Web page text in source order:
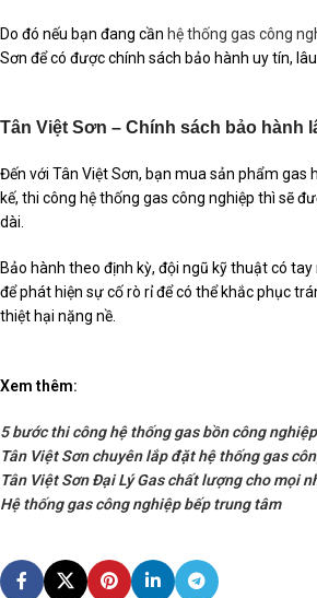
Do đó nếu bạn đang cần hệ thống gas công
Sơn để có được chính sách bảo hành uy tín, lâu
Tân Việt Sơn – Chính sách bảo hành
Đến với Tân Việt Sơn, bạn mua sản phẩm gas
kế, thi công hệ thống gas công nghiệp thì sẽ
dài.
Bảo hành theo định kỳ, đội ngũ kỹ thuật có
để phát hiện sự cố rò rỉ để có thể khắc phục
thiệt hại nặng nề.
Xem thêm:
5 bước thi công hệ thống gas bồn công nghiệp
Tân Việt Sơn chuyên lắp đặt hệ thống gas
Tân Việt Sơn Đại Lý Gas chất lượng cho mọi
Hệ thống gas công nghiệp bếp trung tâm